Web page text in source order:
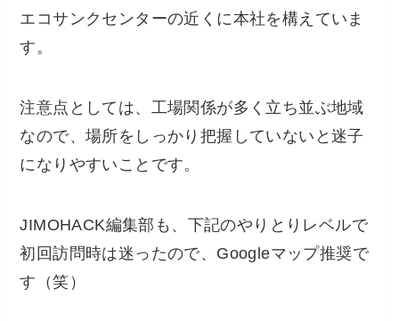
エコサンクセンターの近くに本社を構えていま
す。
注意点としては、工場関係が多く立ち並ぶ地域
なので、場所をしっかり把握していないと迷子
になりやすいことです。
JIMOHACK編集部も、下記のやりとりレベルで
初回訪問時は迷ったので、Googleマップ推奨で
す（笑）